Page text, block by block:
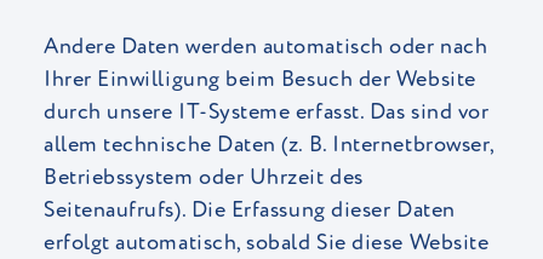
Andere Daten werden automatisch oder nach
Ihrer Einwilligung beim Besuch der Website
durch unsere IT-Systeme erfasst. Das sind vor
allem technische Daten (z. B. Internetbrowser,
Betriebssystem oder Uhrzeit des
Seitenaufrufs). Die Erfassung dieser Daten
erfolgt automatisch, sobald Sie diese Website